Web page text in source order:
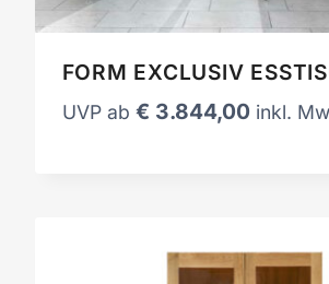
FORM EXCLUSIV
UVP ab € 3.844,00 inkl.